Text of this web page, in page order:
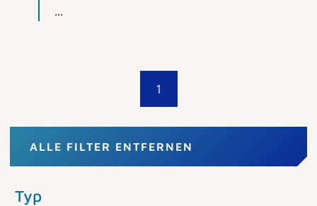
...
1
ALLE FILTER ENTFERNEN
Typ